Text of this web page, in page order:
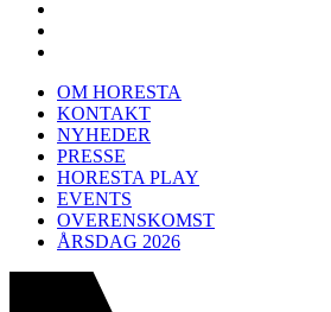
OM HORESTA
KONTAKT
NYHEDER
PRESSE
HORESTA PLAY
EVENTS
OVERENSKOMST
ÅRSDAG 2026